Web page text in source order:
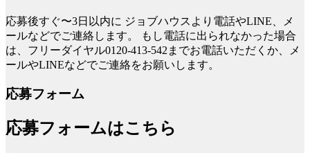
応募後すぐ〜3日以内に ジョブハウスより電話やLINE、メ
ールなどでご連絡します。
もし電話に出られなかった場合
は、フリーダイヤル0120-413-542までお電話いただくか、メ
ールやLINEなどでご連絡をお願いします。
応募フォーム
応募フォームはこちら